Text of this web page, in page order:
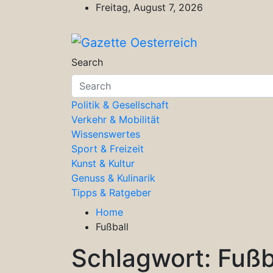
Freitag, August 7, 2026
Gazette Oesterreich
Magazin für Freizeit, Politik, Kultur
Search
Politik & Gesellschaft
Verkehr & Mobilität
Wissenswertes
Sport & Freizeit
Kunst & Kultur
Genuss & Kulinarik
Tipps & Ratgeber
Home
Fußball
Schlagwort: